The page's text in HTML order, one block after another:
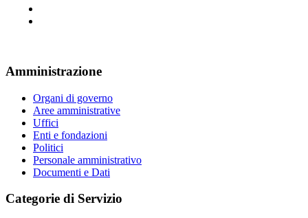
Amministrazione
Organi di governo
Aree amministrative
Uffici
Enti e fondazioni
Politici
Personale amministrativo
Documenti e Dati
Categorie di Servizio